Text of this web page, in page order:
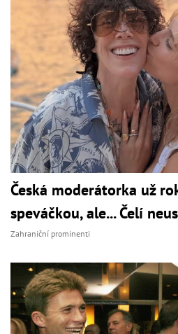
Česká moderátorka už
speváčkou, ale... Čelí
Zahraniční prominenti